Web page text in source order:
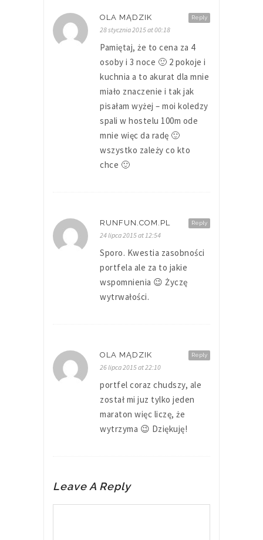
Reply
OLA MĄDZIK
28 stycznia 2015 at 00:18
Pamiętaj, że to cena za 4
osoby i 3 noce 🙂 2 pokoje i
kuchnia a to akurat dla mnie
miało znaczenie i tak jak
pisałam wyżej – moi koledzy
spali w hostelu 100m ode
mnie więc da radę 🙂
wszystko zależy co kto
chce 🙂
Reply
RUNFUN.COM.PL
24 lipca 2015 at 12:54
Sporo. Kwestia zasobności
portfela ale za to jakie
wspomnienia 😉 Życzę
wytrwałości.
Reply
OLA MĄDZIK
26 lipca 2015 at 22:10
portfel coraz chudszy, ale
został mi juz tylko jeden
maraton więc liczę, że
wytrzyma 😉 Dziękuję!
Leave A Reply